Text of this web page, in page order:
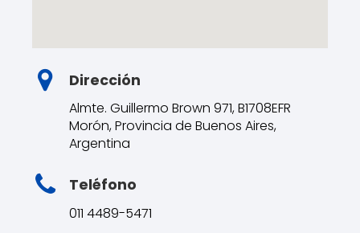
Dirección
Almte. Guillermo Brown 971, B1708EFR
Morón, Provincia de Buenos Aires,
Argentina
Teléfono
011 4489-5471